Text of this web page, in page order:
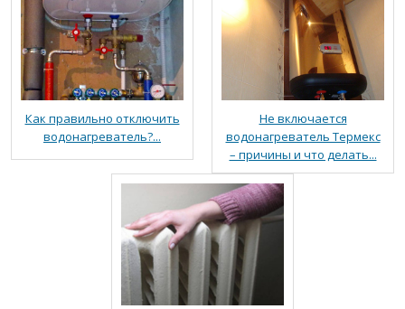
Как правильно отключить
водонагреватель?...
Не включается
водонагреватель Термекс
– причины и что делать...